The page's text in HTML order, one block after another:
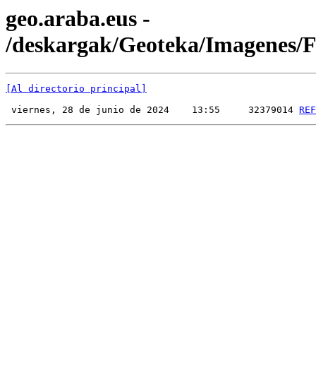
geo.araba.eus -
/deskargak/Geoteka/Imagenes/
[Al directorio principal]
viernes, 28 de junio de 2024    13:55     32379014